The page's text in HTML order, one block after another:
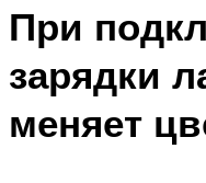
При
зарядки
меняет